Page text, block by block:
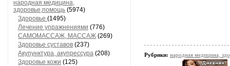
народная медицина,
здоровье,помощь (5974)
Здоровье (1495)
Лечение упражнениями (776)
САМОМАССАЖ, МАССАЖ (269)
Здоровье суставов (237)
Акупунктура, акупрессура (208)
Здоровье кожи (125)
Рубрики: народная медицина,